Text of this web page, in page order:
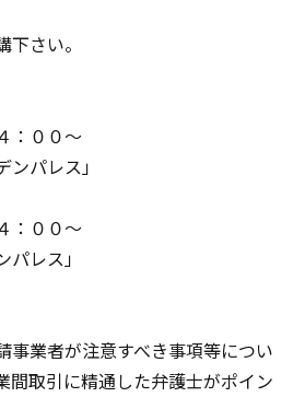
下さい。
：００～
パレス」
：００～
レス」
事業者が注意すべき事項等につい
間取引に精通した弁護士がポイン